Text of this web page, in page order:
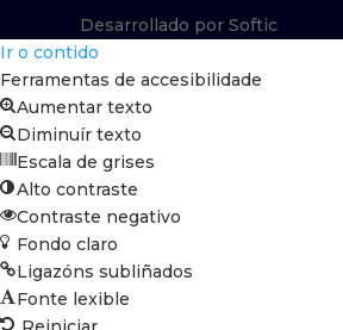
Desarrollado por Softic
Ir o contido
Ferramentas de accesibilidade
Aumentar texto
Diminuír texto
Escala de grises
Alto contraste
Contraste negativo
Fondo claro
Ligazóns subliñados
Fonte lexible